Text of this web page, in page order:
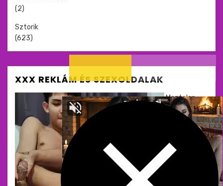
(2)
Sztorik
(623)
XXX REKLÁM ÉS SZEXOLDALAK
Meztelen